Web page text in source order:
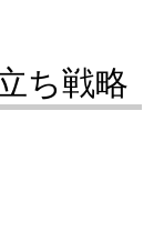
ち戦略